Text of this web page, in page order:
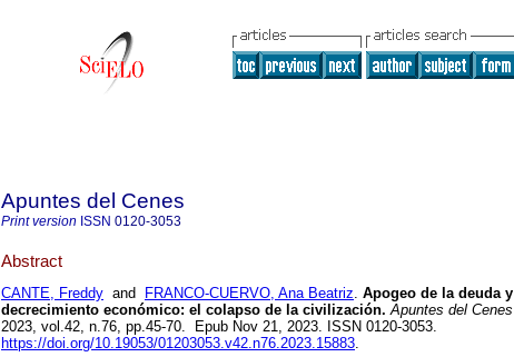
Apuntes del Cenes
Print version ISSN 0120-3053
Abstract
CANTE, Freddy and FRANCO-CUERVO, Ana Beatriz. Apogeo de la deuda y
decrecimiento económico: el colapso de la civilización. Apuntes del Cenes
2023, vol.42, n.76, pp.45-70. Epub Nov 21, 2023. ISSN 0120-3053.
https://doi.org/10.19053/01203053.v42.n76.2023.15883.